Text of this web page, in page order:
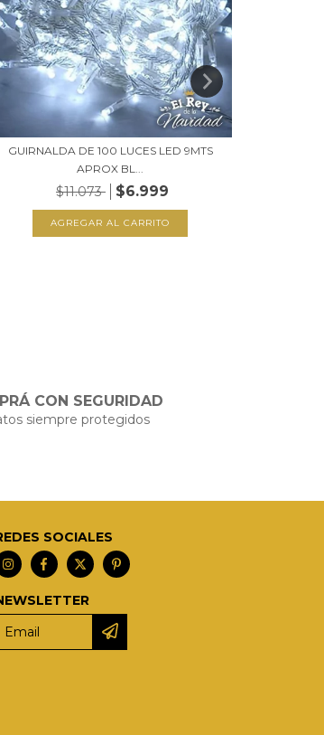
GUIRNALDA DE 100 LUCES LED 9MTS
APROX BL...
$11.073 $6.999
CON SEGURIDAD
siempre protegidos
SOCIALES